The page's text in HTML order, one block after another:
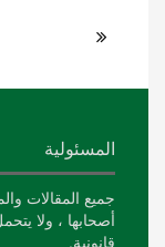
المسئولية
جميع المقالات
أصحابها ، ولا
قانونية.